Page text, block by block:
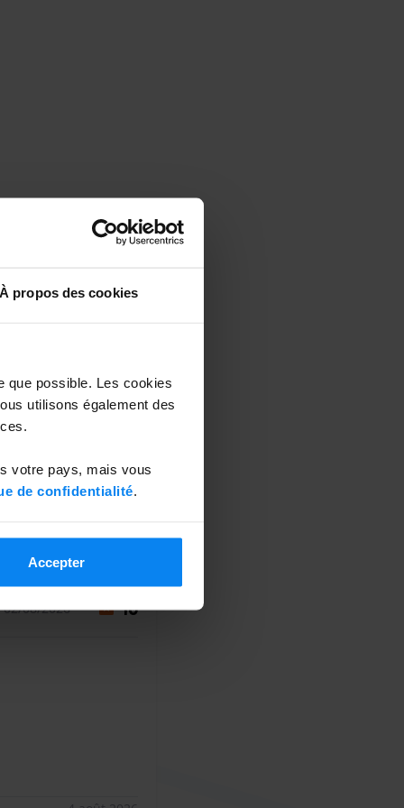
À propos des cookies
que possible. Les cookies
utilisons également des
votre pays, mais vous
de confidentialité.
Accepter
évaluations (940)
08/2026 10